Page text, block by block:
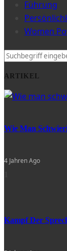
Führung
Women
ARTIKEL
Wie Man
4 Jahren Ago
Kampf Der